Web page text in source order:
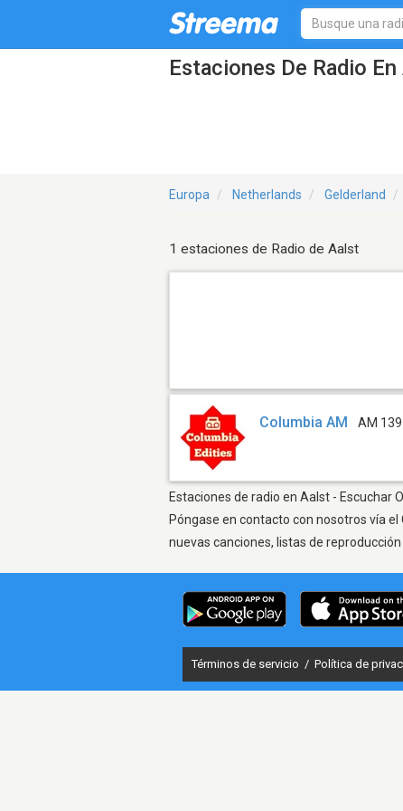
Estaciones De Radio
Europa Netherlands Gelderland
1 estaciones de Radio de Aalst
Columbia AM AM
Estaciones de radio en Aalst - Escuchar
Póngase en contacto con nosotros vía
nuevas canciones, listas de
Términos de servicio / Política de